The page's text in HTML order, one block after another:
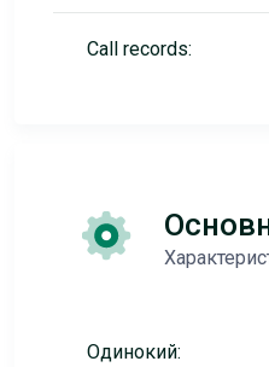
Call records:
Одинокий: